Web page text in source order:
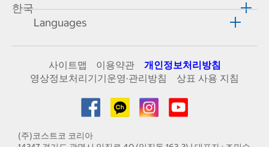
한국
Languages
사이트맵 이용약관
개인정보처리방침
영상정보처리기기운영·관리방침
상표 사용 지침
(주)코스트코 코리아